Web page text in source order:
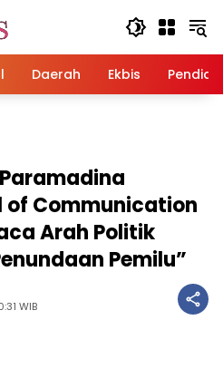
Daerah Ekbis
of Communication
Arah Politik
Pemilu”
WIB